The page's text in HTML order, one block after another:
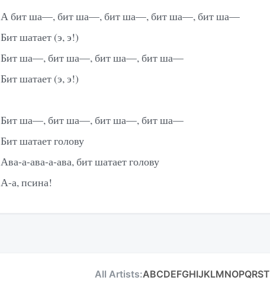
А бит ша—, бит ша—, бит ша—, бит ша—, бит ша—
Бит шатает (э, э!)
Бит ша—, бит ша—, бит ша—, бит ша—
Бит шатает (э, э!)
Бит ша—, бит ша—, бит ша—, бит ша—
Бит шатает голову
Ава-а-ава-а-ава, бит шатает голову
А-а, псина!
All Artists:ABCDEFGHIJKLMNOPQRST